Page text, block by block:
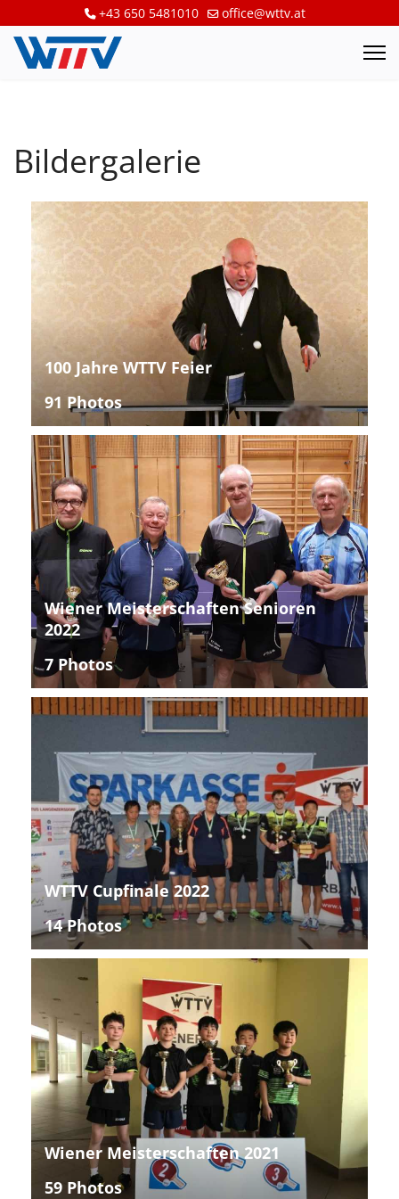
+43 650 5481010 office@wttv.at
Bildergalerie
100 Jahre WTTV Feier
91 Photos
Wiener Meisterschaften Senioren
2022
7 Photos
WTTV Cupfinale 2022
14 Photos
Wiener Meisterschaften 2021
59 Photos